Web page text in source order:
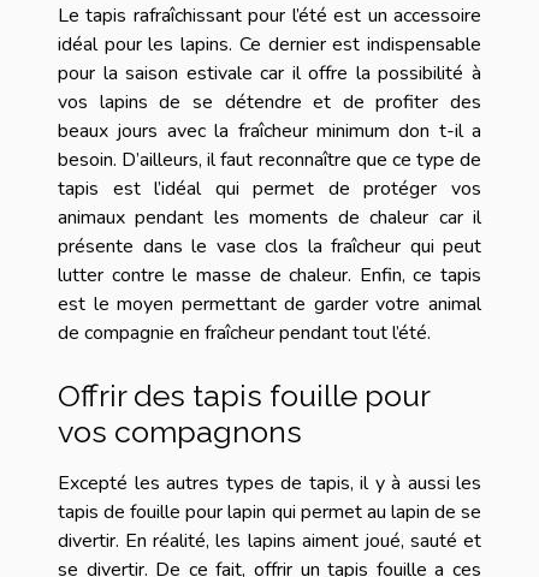
Le tapis rafraîchissant pour l’été est un accessoire
idéal pour les lapins. Ce dernier est indispensable
pour la saison estivale car il offre la possibilité à
vos lapins de se détendre et de profiter des
beaux jours avec la fraîcheur minimum don t-il a
besoin. D’ailleurs, il faut reconnaître que ce type de
tapis est l’idéal qui permet de protéger vos
animaux pendant les moments de chaleur car il
présente dans le vase clos la fraîcheur qui peut
lutter contre le masse de chaleur. Enfin, ce tapis
est le moyen permettant de garder votre animal
de compagnie en fraîcheur pendant tout l’été.
Offrir des tapis fouille pour
vos compagnons
Excepté les autres types de tapis, il y à aussi les
tapis de fouille pour lapin qui permet au lapin de se
divertir. En réalité, les lapins aiment joué, sauté et
se divertir. De ce fait, offrir un tapis fouille a ces